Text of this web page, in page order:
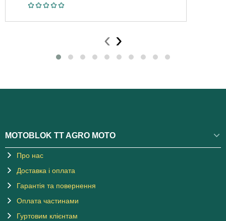
‹ ›
MOTOBLOK TT AGRO MOTO
Про нас
Доставка і оплата
Гарантія та повернення
Оплата частинами
Гуртовим клієнтам